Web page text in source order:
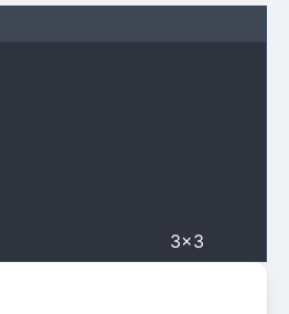
3×3